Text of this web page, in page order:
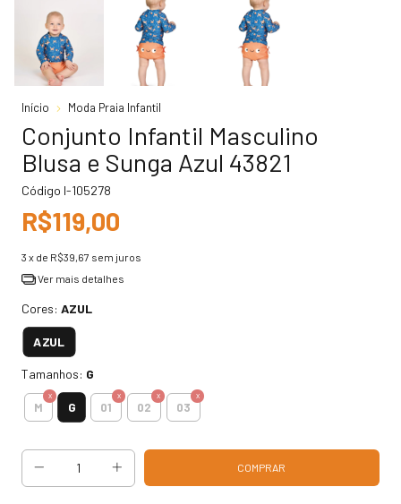
Início Moda Praia Infantil
Conjunto Infantil Masculino
Blusa e Sunga Azul 43821
Código I-105278
R$119,00
3 x de R$39,67 sem juros
Ver mais detalhes
Cores: AZUL
AZUL
Tamanhos: G
M G 01 02 03